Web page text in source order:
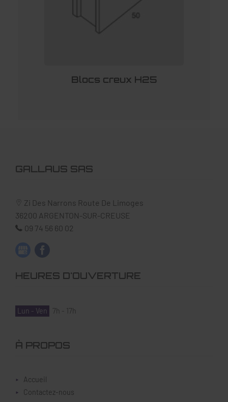
Blocs creux H25
GALLAUS SAS
Zi Des Narrons Route De Limoges
36200 ARGENTON-SUR-CREUSE
09 74 56 60 02
HEURES D'OUVERTURE
Lun - Ven 7h - 17h
À PROPOS
Accueil
Contactez-nous